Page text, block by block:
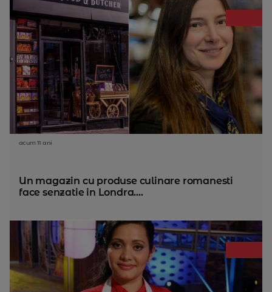
acum 11 ani
Un magazin cu produse culinare romanesti
face senzatie in Londra....